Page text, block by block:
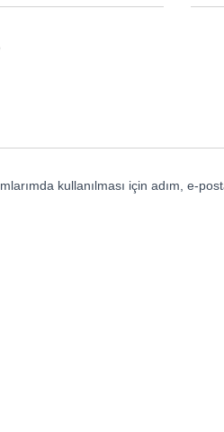
kullanılması için adım, e-